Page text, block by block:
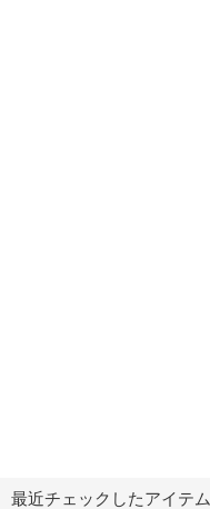
最近チェックしたアイテム